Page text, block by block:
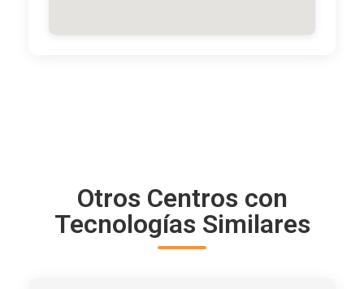
Otros Centros con
Tecnologías Similares